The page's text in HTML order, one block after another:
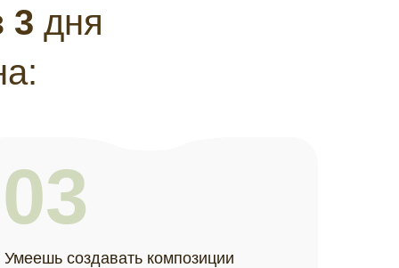
Умеешь создавать композиции
3 дня
03